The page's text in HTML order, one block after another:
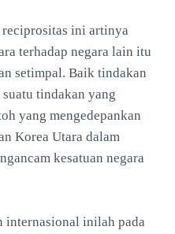
ini artinya
terhadap negara lain itu
setimpal. Baik tindakan
tindakan yang
yang mengedepankan
Korea Utara dalam
kesatuan negara
internasional inilah pada